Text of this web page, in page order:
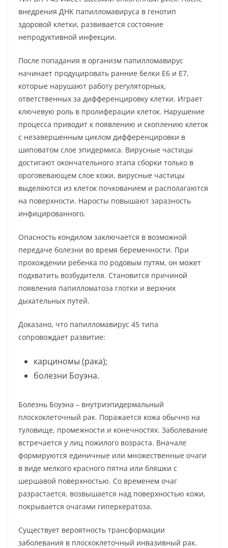
внедрения ДНК папилломавируса в генотип
здоровой клетки, развивается состояние
непродуктивной инфекции.
После попадания в организм папилломавирус
начинает продуцировать ранние белки Е6 и Е7,
которые нарушают работу регуляторных,
ответственных за дифференцировку клетки. Играет
ключевую роль в пролиферации клеток. Нарушение
процесса приводит к появлению и скоплению клеток
с незавершенным циклом дифференцировки в
шиповатом слое эпидермиса. Вирусные частицы
достигают окончательного этапа сборки только в
ороговевающем слое кожи, вирусные частицы
выделяются из клеток почкованием и располагаются
на поверхности. Наросты повышают заразность
инфицированного.
Опасность кондилом заключается в возможной
передаче болезни во время беременности. При
прохождении ребенка по родовым путям, он может
подхватить возбудителя. Становится причиной
появления папилломатоза глотки и верхних
дыхательных путей.
Доказано, что папилломавирус 45 типа
сопровождает развитие:
карциномы (рака);
болезни Боуэна.
Болезнь Боуэна – внутриэпидермальный
плоскоклеточный рак. Поражается кожа обычно на
туловище, промежности и конечностях. Заболевание
встречается у лиц пожилого возраста. Вначале
формируются единичные или множественные очаги
в виде мелкого красного пятна или бляшки с
шершавой поверхностью. Со временем очаг
разрастается, возвышается над поверхностью кожи,
покрывается очагами гиперкератоза.
Существует вероятность трансформации
заболевания в плоскоклеточный инвазивный рак.